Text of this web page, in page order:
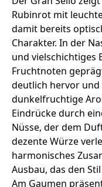
Rubinrot mit
damit bereits
Charakter. In der
und vielschichtiges
Fruchtnoten
deutlich hervor und
dunkelfruchtige
Eindrücke durch
Nüsse, der dem
dezente Würze
harmonisches
Ausbau, das den
Am Gaumen